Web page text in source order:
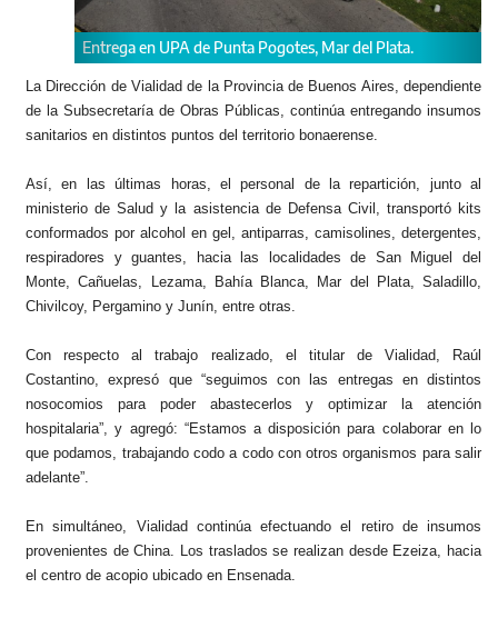
Punta Pogotes, Mar del Plata.
Camiones de Vialidad
La Dirección de Vialidad de la Provincia de Buenos Aires, dependiente
de la Subsecretaría de Obras Públicas, continúa entregando insumos
sanitarios en distintos puntos del territorio bonaerense.
Así, en las últimas horas, el personal de la repartición, junto al
ministerio de Salud y la asistencia de Defensa Civil, transportó kits
conformados por alcohol en gel, antiparras, camisolines, detergentes,
respiradores y guantes, hacia las localidades de San Miguel del
Monte, Cañuelas, Lezama, Bahía Blanca, Mar del Plata, Saladillo,
Chivilcoy, Pergamino y Junín, entre otras.
Con respecto al trabajo realizado, el titular de Vialidad, Raúl
Costantino, expresó que “seguimos con las entregas en distintos
nosocomios para poder abastecerlos y optimizar la atención
hospitalaria”, y agregó: “Estamos a disposición para colaborar en lo
que podamos, trabajando codo a codo con otros organismos para salir
adelante”.
En simultáneo, Vialidad continúa efectuando el retiro de insumos
provenientes de China. Los traslados se realizan desde Ezeiza, hacia
el centro de acopio ubicado en Ensenada.